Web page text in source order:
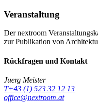
Veranstaltung
Der nextroom
zur Publikation von
Rückfragen und Kontakt
Juerg Meister
T+43 (1) 523 32 12 13
office@nextroom.at